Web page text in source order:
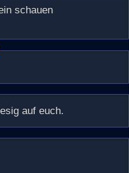
schauen
auf euch.